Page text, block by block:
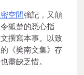
空間強記，又顛
狐楚的悉心指
撰寫本事。以致
《樊南文集》存
盡缺乏惜。